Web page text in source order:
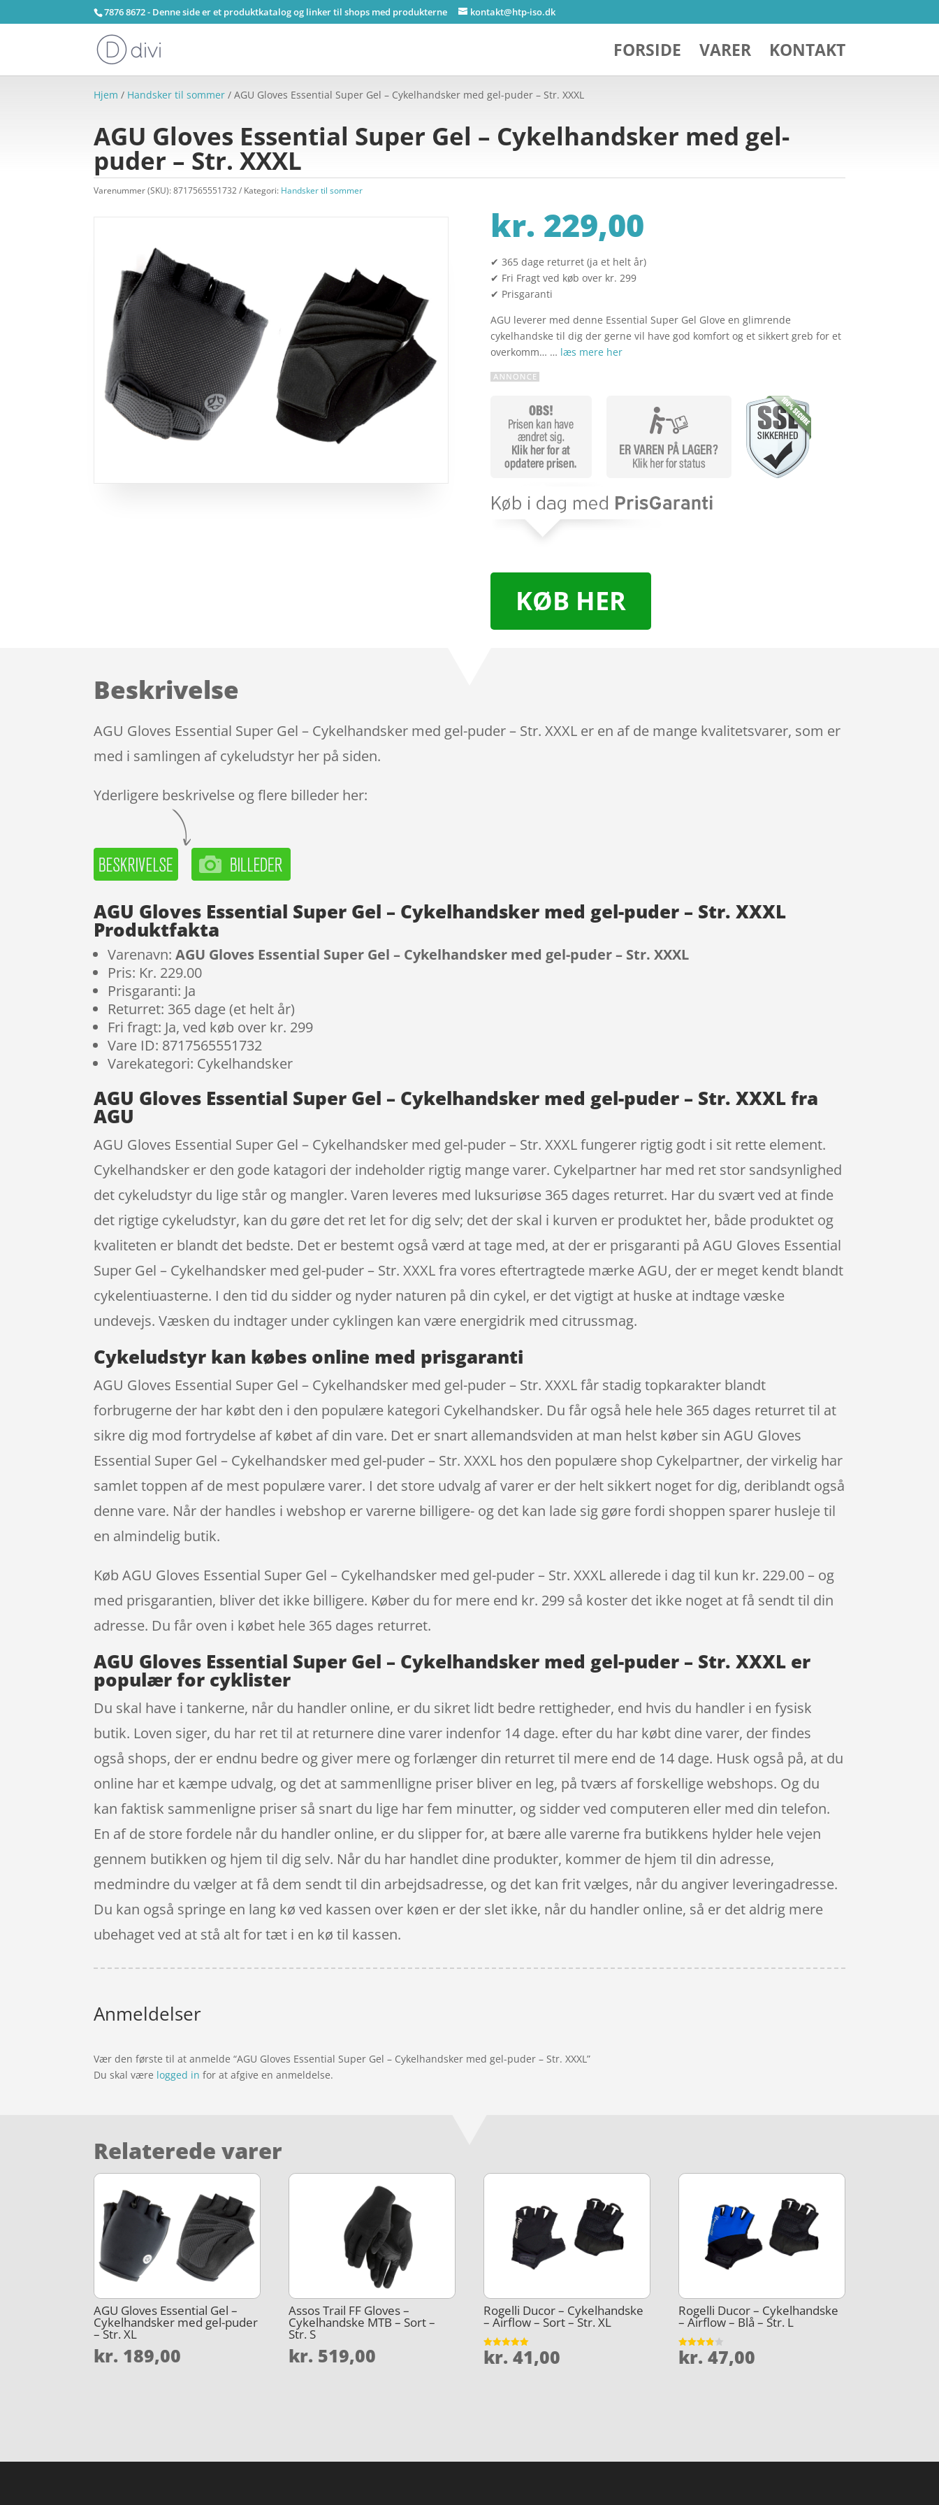
7876 8672 - Denne side er et produktkatalog og linker til shops med produkterne kontakt@htp-iso.dk
FORSIDE VARER KONTAKT
Hjem / Handsker til sommer / AGU Gloves Essential Super Gel – Cykelhandsker med gel-puder – Str. XXXL
AGU Gloves Essential Super Gel – Cykelhandsker med gel-
puder – Str. XXXL
Varenummer (SKU):8717565551732 Kategori: Handsker til sommer
kr. 229,00
✔ 365 dage returret (ja et helt år)
✔ Fri Fragt ved køb over kr. 299
✔ Prisgaranti
AGU leverer med denne Essential Super Gel Glove en glimrende
cykelhandske til dig der gerne vil have god komfort og et sikkert greb for et
overkomm… … læs mere her
KØB HER
Beskrivelse
AGU Gloves Essential Super Gel – Cykelhandsker med gel-puder – Str. XXXL er en af de mange kvalitetsvarer, som er
med i samlingen af cykeludstyr her på siden.
Yderligere beskrivelse og flere billeder her:
AGU Gloves Essential Super Gel – Cykelhandsker med gel-puder – Str. XXXL
Produktfakta
Varenavn:AGU Gloves Essential Super Gel – Cykelhandsker med gel-puder – Str. XXXL
Pris: Kr. 229.00
Prisgaranti: Ja
Returret: 365 dage (et helt år)
Fri fragt: Ja, ved køb over kr. 299
Vare ID: 8717565551732
Varekategori: Cykelhandsker
AGU Gloves Essential Super Gel – Cykelhandsker med gel-puder – Str. XXXL fra
AGU
AGU Gloves Essential Super Gel – Cykelhandsker med gel-puder – Str. XXXL fungerer rigtig godt i sit rette element.
Cykelhandsker er den gode katagori der indeholder rigtig mange varer. Cykelpartner har med ret stor sandsynlighed
det cykeludstyr du lige står og mangler. Varen leveres med luksuriøse 365 dages returret. Har du svært ved at finde
det rigtige cykeludstyr, kan du gøre det ret let for dig selv; det der skal i kurven er produktet her, både produktet og
kvaliteten er blandt det bedste. Det er bestemt også værd at tage med, at der er prisgaranti på AGU Gloves Essential
Super Gel – Cykelhandsker med gel-puder – Str. XXXL fra vores eftertragtede mærke AGU, der er meget kendt blandt
cykelentiuasterne. I den tid du sidder og nyder naturen på din cykel, er det vigtigt at huske at indtage væske
undevejs. Væsken du indtager under cyklingen kan være energidrik med citrussmag.
Cykeludstyr kan købes online med prisgaranti
AGU Gloves Essential Super Gel – Cykelhandsker med gel-puder – Str. XXXL får stadig topkarakter blandt
forbrugerne der har købt den i den populære kategori Cykelhandsker. Du får også hele hele 365 dages returret til at
sikre dig mod fortrydelse af købet af din vare. Det er snart allemandsviden at man helst køber sin AGU Gloves
Essential Super Gel – Cykelhandsker med gel-puder – Str. XXXL hos den populære shop Cykelpartner, der virkelig har
samlet toppen af de mest populære varer. I det store udvalg af varer er der helt sikkert noget for dig, deriblandt også
denne vare. Når der handles i webshop er varerne billigere- og det kan lade sig gøre fordi shoppen sparer husleje til
en almindelig butik.
Køb AGU Gloves Essential Super Gel – Cykelhandsker med gel-puder – Str. XXXL allerede i dag til kun kr. 229.00 – og
med prisgarantien, bliver det ikke billigere. Køber du for mere end kr. 299 så koster det ikke noget at få sendt til din
adresse. Du får oven i købet hele 365 dages returret.
AGU Gloves Essential Super Gel – Cykelhandsker med gel-puder – Str. XXXL er
populær for cyklister
Du skal have i tankerne, når du handler online, er du sikret lidt bedre rettigheder, end hvis du handler i en fysisk
butik. Loven siger, du har ret til at returnere dine varer indenfor 14 dage. efter du har købt dine varer, der findes
også shops, der er endnu bedre og giver mere og forlænger din returret til mere end de 14 dage. Husk også på, at du
online har et kæmpe udvalg, og det at sammenlligne priser bliver en leg, på tværs af forskellige webshops. Og du
kan faktisk sammenligne priser så snart du lige har fem minutter, og sidder ved computeren eller med din telefon.
En af de store fordele når du handler online, er du slipper for, at bære alle varerne fra butikkens hylder hele vejen
gennem butikken og hjem til dig selv. Når du har handlet dine produkter, kommer de hjem til din adresse,
medmindre du vælger at få dem sendt til din arbejdsadresse, og det kan frit vælges, når du angiver leveringadresse.
Du kan også springe en lang kø ved kassen over køen er der slet ikke, når du handler online, så er det aldrig mere
ubehaget ved at stå alt for tæt i en kø til kassen.
Anmeldelser
Vær den første til at anmelde “AGU Gloves Essential Super Gel – Cykelhandsker med gel-puder – Str. XXXL”
Du skal være logged in for at afgive en anmeldelse.
Relaterede varer
AGU Gloves Essential Gel –
Cykelhandsker med gel-puder
– Str. XL
kr. 189,00
Assos Trail FF Gloves –
Cykelhandske MTB – Sort –
Str. S
kr. 519,00
Rogelli Ducor – Cykelhandske
– Airflow – Sort – Str. XL
Vurderet
5
kr. 41,00
Rogelli Ducor – Cykelhandske
– Airflow – Blå – Str. L
Vurderet
3.8
kr. 47,00